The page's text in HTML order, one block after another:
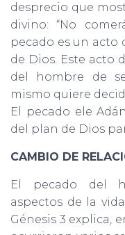
desprecio que
divino: “No
pecado es un acto
de Dios. Este acto
del hombre de
mismo quiere
El pecado ele
del plan de Dios
CAMBIO DE
El pecado del
aspectos de la
Génesis 3 explica,